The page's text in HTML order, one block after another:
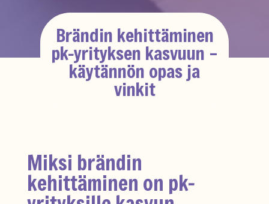
Brändin kehittäminen
pk-yrityksen kasvuun –
käytännön opas ja
vinkit
Miksi brändin
kehittäminen on pk-